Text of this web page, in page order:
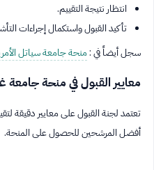
انتظار نتيجة التقييم.
تأكيد القبول واستكمال إجراءات
سجل أيضاً في :منحة جامعة سياتل
معايير القبول في منحة جامعة
تعتمد لجنة القبول على معايير دقيقة
أفضل المرشحين للحصول على المنحة.